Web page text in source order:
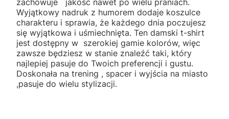
zachowuje jakość nawet po wielu praniach.
Wyjątkowy nadruk z humorem dodaje koszulce
charakteru i sprawia, że każdego dnia poczujesz
się wyjątkowa i uśmiechnięta. Ten damski t-shirt
jest dostępny w szerokiej gamie kolorów, więc
zawsze będziesz w stanie znaleźć taki, który
najlepiej pasuje do Twoich preferencji i gustu.
Doskonała na trening , spacer i wyjścia na miasto
,pasuje do wielu stylizacji.